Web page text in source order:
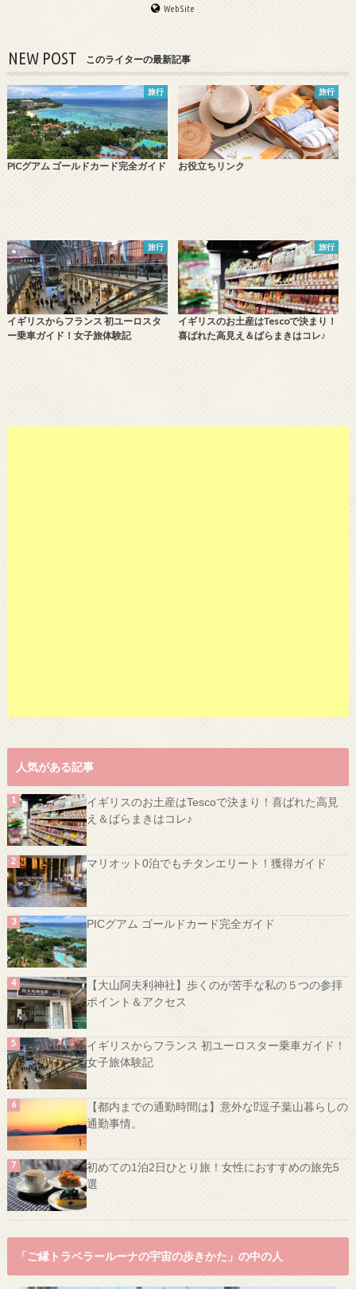
WebSite
NEW POST このライターの最新記事
旅行
PICグアム ゴールドカード完全ガイド
旅行
お役立ちリンク
旅行
イギリスからフランス 初ユーロスタ
ー乗車ガイド！女子旅体験記
旅行
イギリスのお土産はTescoで決まり！
喜ばれた高見え＆ばらまきはコレ♪
人気がある記事
イギリスのお土産はTescoで決まり！喜ばれた高見
え＆ばらまきはコレ♪
マリオット0泊でもチタンエリート！獲得ガイド
PICグアム ゴールドカード完全ガイド
【大山阿夫利神社】歩くのが苦手な私の５つの参拝
ポイント＆アクセス
イギリスからフランス 初ユーロスター乗車ガイド！
女子旅体験記
【都内までの通勤時間は】意外な⁉️逗子葉山暮らしの
通勤事情。
初めての1泊2日ひとり旅！女性におすすめの旅先5
選
「ご縁トラベラールーナの宇宙の歩きかた」の中の人